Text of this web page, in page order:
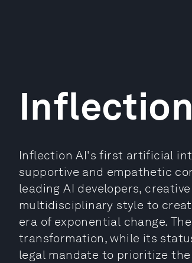
Inflection AI's first artificial
supportive and empathetic
leading AI developers,
multidisciplinary style to
era of exponential change.
transformation, while its
legal mandate to prioritize